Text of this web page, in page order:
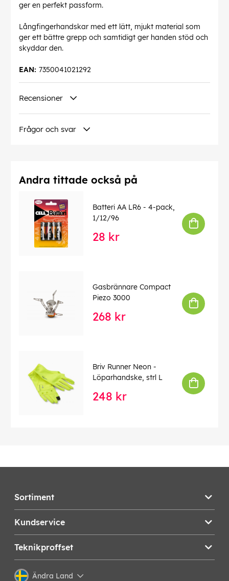
ger en perfekt passform.
Långfingerhandskar med ett lätt, mjukt material som
ger ett bättre grepp och samtidigt ger handen stöd och
skyddar den.
7350041021292
EAN:
Recensioner
Frågor och svar
Andra tittade också på
Batteri AA LR6 - 4-pack,
1/12/96
28 kr
Gasbrännare Compact
Piezo 3000
268 kr
Briv Runner Neon -
Löparhandske, strl L
248 kr
Sortiment
Kundservice
Teknikproffset
Ändra Land